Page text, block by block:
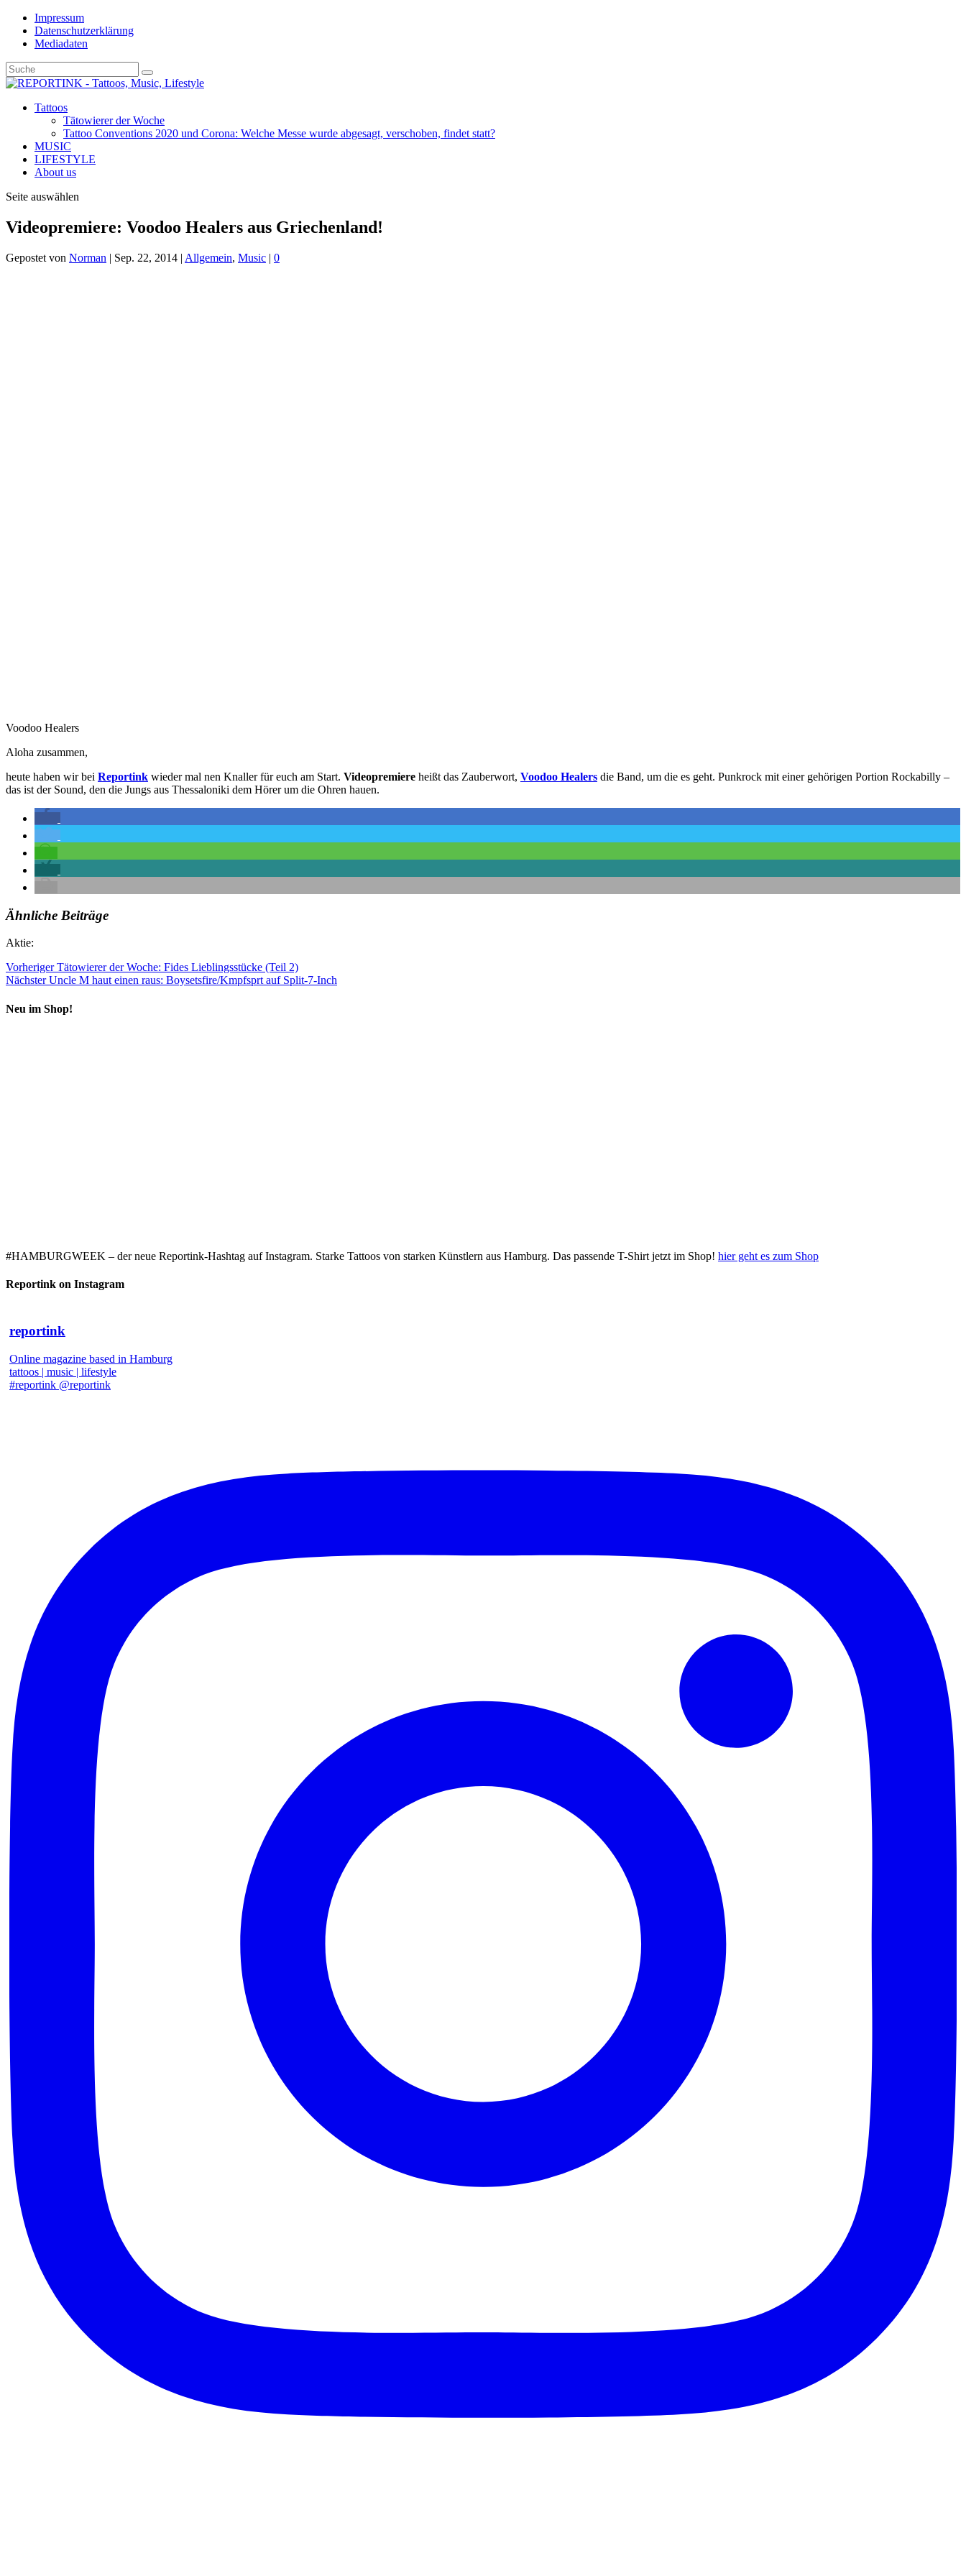
Impressum
Datenschutzerklärung
Mediadaten
Tattoos
Tätowierer der Woche
Tattoo Conventions 2020 und Corona: Welche Messe wurde abgesagt, verschoben, findet statt?
MUSIC
LIFESTYLE
About us
Seite auswählen
Videopremiere: Voodoo Healers aus Griechenland!
Gepostet von Norman | Sep. 22, 2014 | Allgemein, Music | 0
Voodoo Healers
Aloha zusammen,
heute haben wir bei Reportink wieder mal nen Knaller für euch am Start. Videopremiere heißt das Zauberwort, Voodoo Healers die Band, um die es geht. Punkrock mit einer gehörigen Portion Rockabilly –
das ist der Sound, den die Jungs aus Thessaloniki dem Hörer um die Ohren hauen.
Ähnliche Beiträge
Aktie:
Vorheriger Tätowierer der Woche: Fides Lieblingsstücke (Teil 2)
Nächster Uncle M haut einen raus: Boysetsfire/Kmpfsprt auf Split-7-Inch
Neu im Shop!
#HAMBURGWEEK – der neue Reportink-Hashtag auf Instagram. Starke Tattoos von starken Künstlern aus Hamburg. Das passende T-Shirt jetzt im Shop! hier geht es zum Shop
Reportink on Instagram
reportink
Online magazine based in Hamburg
tattoos | music | lifestyle
#reportink @reportink